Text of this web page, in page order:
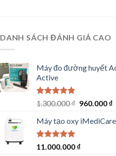
DANH SÁCH ĐÁNH GIÁ CAO
Máy đo đường huyết
Active
Rated5.00
1.300.000₫ Original
was:
960.000 ₫
Máy tạo oxy
Rated5.00
11.000.000 ₫